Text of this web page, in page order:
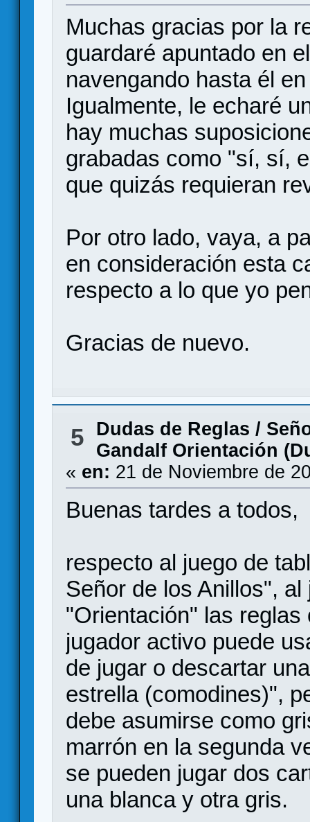
Muchas gracias por la
guardaré apuntado en
navengando hasta él
Igualmente, le echaré
hay muchas
grabadas como "sí, sí,
que quizás requieran
Por otro lado, vaya, a
en consideración esta
respecto a lo que yo
Gracias de nuevo.
5 Dudas de Reglas /
Gandalf Orientación
« en: 21 de Noviembre de
Buenas tardes a todos,
respecto al juego de
Señor de los Anillos",
"Orientación" las
jugador activo puede
de jugar o descartar
estrella (comodines)",
debe asumirse como
marrón en la segunda
se pueden jugar dos
una blanca y otra gris.